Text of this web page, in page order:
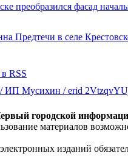
преобразился фасад
Предтечи в селе
RSS
городской
материалов
изданий